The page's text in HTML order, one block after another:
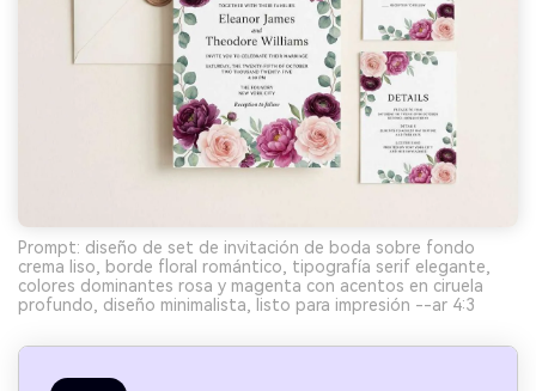
Prompt: diseño de set de invitación de boda sobre fondo
crema liso, borde floral romántico, tipografía serif elegante,
colores dominantes rosa y magenta con acentos en ciruela
profundo, diseño minimalista, listo para impresión --ar 4:3